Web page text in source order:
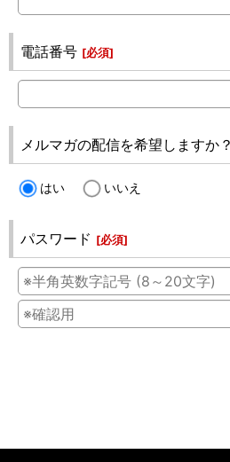
電話番号 [必須]
メルマガの配信を希望しますか？
はい いいえ
パスワード [必須]